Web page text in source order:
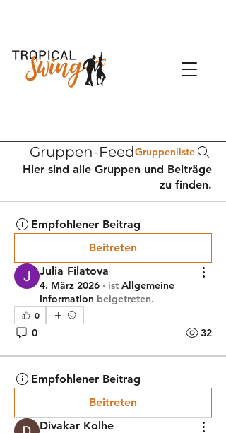
Gruppen-FeedGruppenliste
Hier sind alle Gruppen und Beiträge
zu finden.
Empfohlener Beitrag
Beitreten
Julia Filatova
4. März 2026 · ist Allgemeine
Information beigetreten.
0
0 32
Empfohlener Beitrag
Beitreten
Divakar Kolhe